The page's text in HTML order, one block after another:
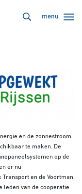
menu
en de zonnestroom
te maken. De
op de
er nu
en de Voortman
leden van de coöperatie